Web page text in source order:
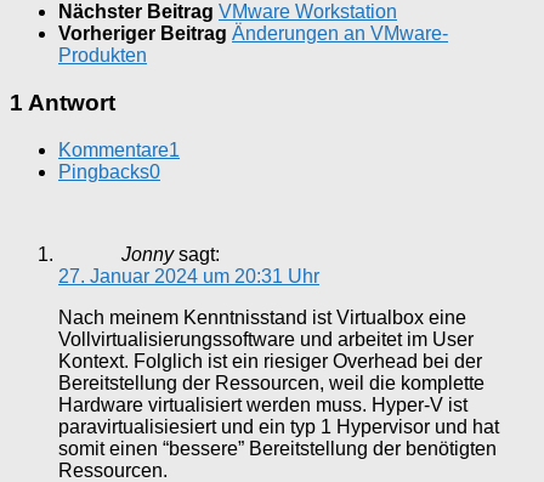
Nächster Beitrag VMware Workstation
Vorheriger Beitrag Änderungen an VMware-
Produkten
1 Antwort
Kommentare1
Pingbacks0
Jonny sagt:
27. Januar 2024 um 20:31 Uhr
Nach meinem Kenntnisstand ist Virtualbox eine
Vollvirtualisierungssoftware und arbeitet im User
Kontext. Folglich ist ein riesiger Overhead bei der
Bereitstellung der Ressourcen, weil die komplette
Hardware virtualisiert werden muss. Hyper-V ist
paravirtualisiesiert und ein typ 1 Hypervisor und hat
somit einen “bessere” Bereitstellung der benötigten
Ressourcen.